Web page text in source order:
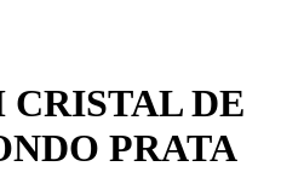
DE
PRATA